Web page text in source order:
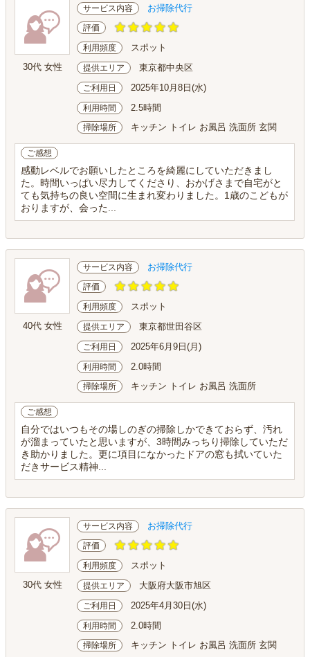
30代 女性
サービス内容 お掃除代行
評価
利用頻度 スポット
提供エリア 東京都中央区
ご利用日 2025年10月8日(水)
利用時間 2.5時間
掃除場所 キッチン トイレ お風呂 洗面所 玄関
ご感想
感動レベルでお願いしたところを綺麗にしていただきまし
た。時間いっぱい尽力してくださり、おかげさまで自宅がと
ても気持ちの良い空間に生まれ変わりました。1歳のこどもが
おりますが、会った...
40代 女性
サービス内容 お掃除代行
評価
利用頻度 スポット
提供エリア 東京都世田谷区
ご利用日 2025年6月9日(月)
利用時間 2.0時間
掃除場所 キッチン トイレ お風呂 洗面所
ご感想
自分ではいつもその場しのぎの掃除しかできておらず、汚れ
が溜まっていたと思いますが、3時間みっちり掃除していただ
き助かりました。更に項目になかったドアの窓も拭いていた
だきサービス精神...
30代 女性
サービス内容 お掃除代行
評価
利用頻度 スポット
提供エリア 大阪府大阪市旭区
ご利用日 2025年4月30日(水)
利用時間 2.0時間
掃除場所 キッチン トイレ お風呂 洗面所 玄関